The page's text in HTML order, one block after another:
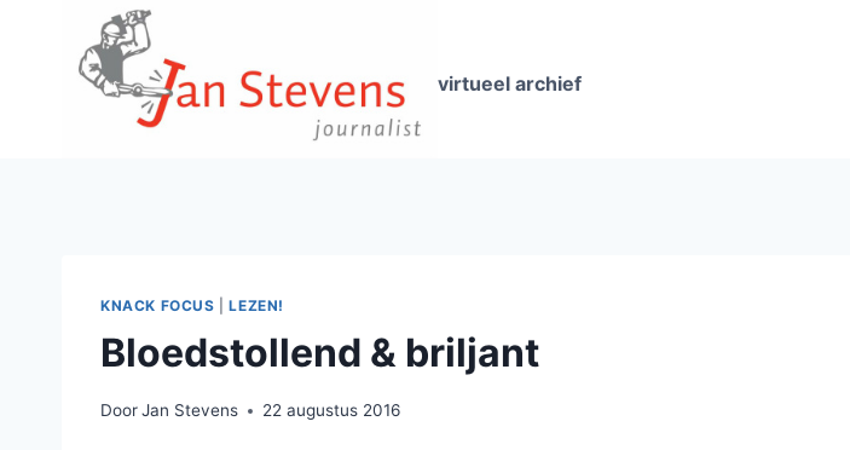
virtueel archief
KNACK FOCUS |LEZEN!
Bloedstollend & briljant
DoorJan Stevens 22 augustus 2016